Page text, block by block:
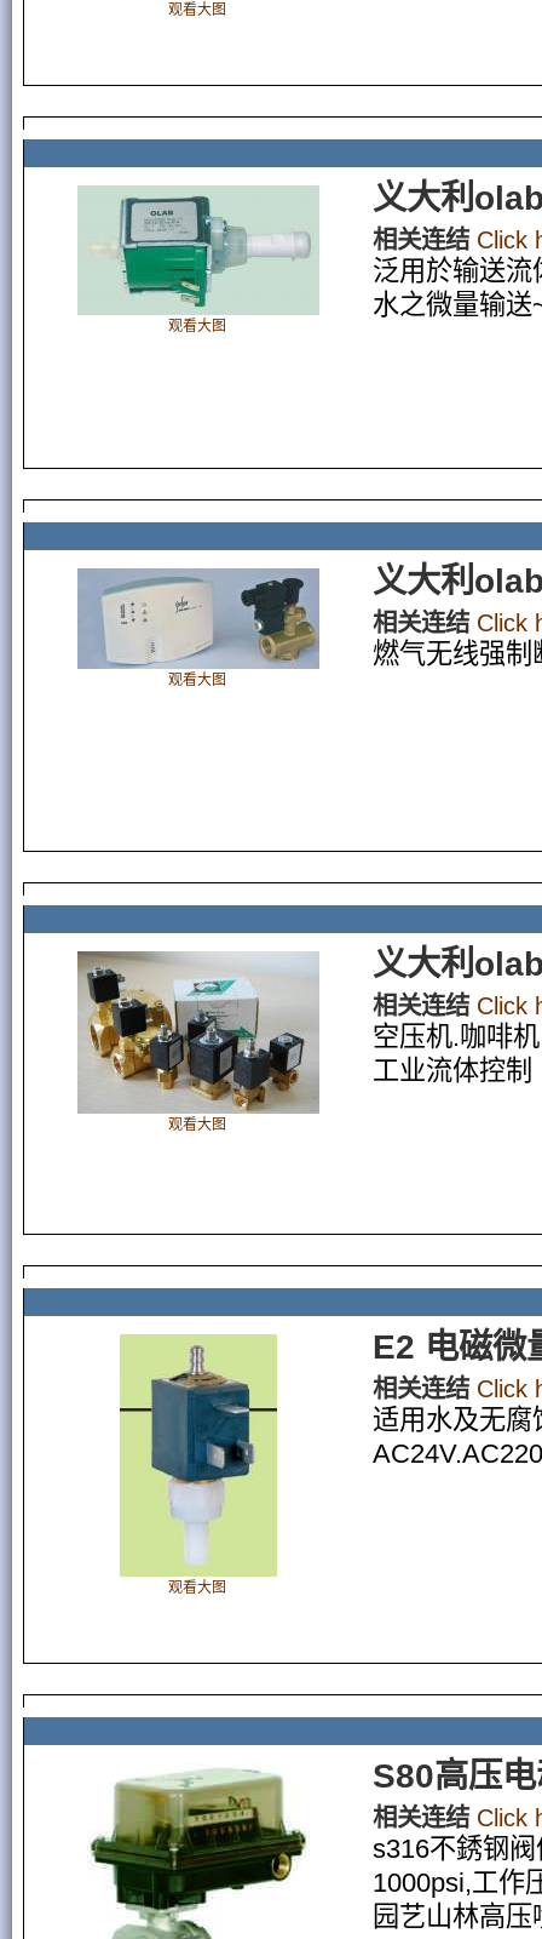
观看大图
观看大图
义大利
相关连结 Click
泛用於输送流
水之微量输送
观看大图
义大利
相关连结 Click
燃气无线强制
观看大图
义大利
相关连结 Click
空压机.咖啡
工业流体控制
观看大图
E2 电磁微
相关连结 Click
适用水及无腐
S80高压
相关连结 Click
s316不銹钢
1000psi,工作
园艺山林高压